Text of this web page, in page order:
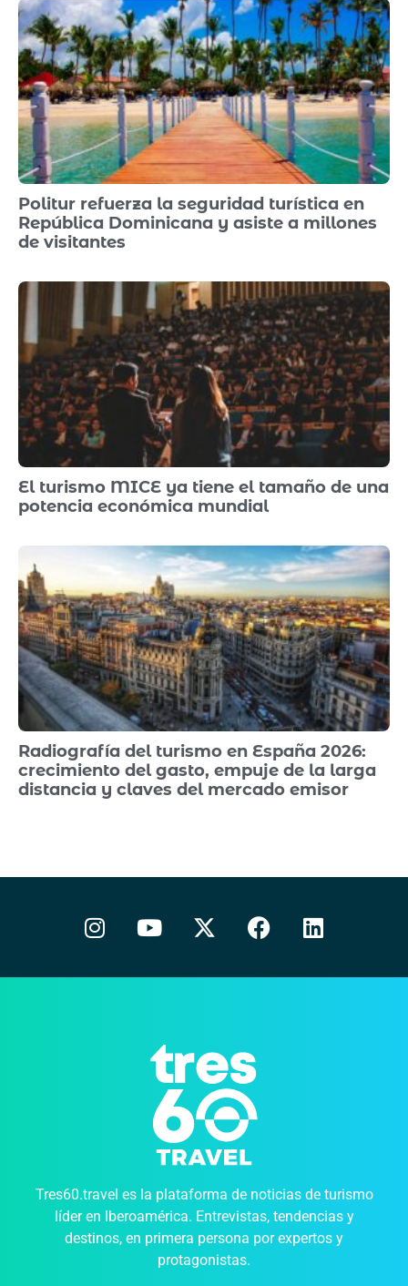
Politur refuerza la seguridad turística en
República Dominicana y asiste a millones
de visitantes
El turismo MICE ya tiene el tamaño de una
potencia económica mundial
Radiografía del turismo en España 2026:
crecimiento del gasto, empuje de la larga
distancia y claves del mercado emisor
Tres60.travel es la plataforma de noticias de turismo
líder en Iberoamérica. Entrevistas, tendencias y
destinos, en primera persona por expertos y
protagonistas.